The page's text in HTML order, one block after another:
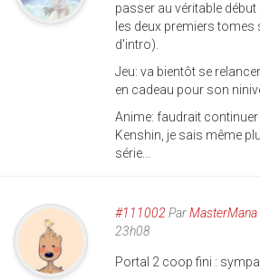
passer au véritable
les deux premiers
d'intro).
Jeu: va bientôt se
en cadeau pour son
Anime: faudrait continuer
Kenshin, je sais même
série...
#111002 ParMasterMana
23h08
Portal 2 coop fini :